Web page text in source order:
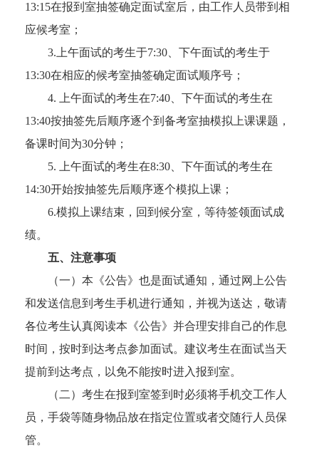
13:15在报到室抽签确定面试室后，由工作人员带到相
应候考室；
3.上午面试的考生于7:30、下午面试的考生于
13:30在相应的候考室抽签确定面试顺序号；
4. 上午面试的考生在7:40、下午面试的考生在
13:40按抽签先后顺序逐个到备考室抽模拟上课课题，
备课时间为30分钟；
5. 上午面试的考生在8:30、下午面试的考生在
14:30开始按抽签先后顺序逐个模拟上课；
6.模拟上课结束，回到候分室，等待签领面试成
绩。
五、注意事项
（一）本《公告》也是面试通知，通过网上公告
和发送信息到考生手机进行通知，并视为送达，敬请
各位考生认真阅读本《公告》并合理安排自己的作息
时间，按时到达考点参加面试。建议考生在面试当天
提前到达考点，以免不能按时进入报到室。
（二）考生在报到室签到时必须将手机交工作人
员，手袋等随身物品放在指定位置或者交随行人员保
管。